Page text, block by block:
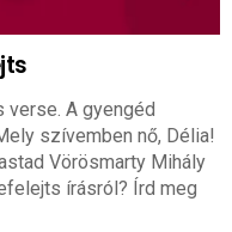
verse. A gyengéd
szívemben nő, Délia!
Vörösmarty Mihály
írásról? Írd meg